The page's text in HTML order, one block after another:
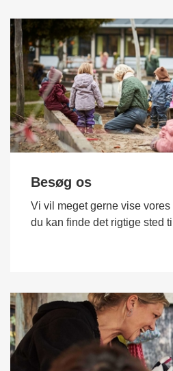
Besøg os
Vi vil meget gerne vise
du kan finde det rigtige sted